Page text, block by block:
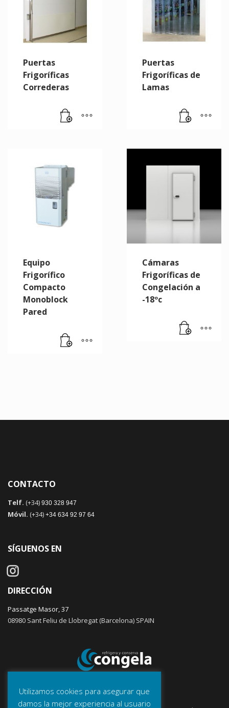
Puertas
Frigoríficas
Correderas
Puertas
Frigoríficas de
Lamas
Equipo
Frigorífico
Compacto
Monoblock
Pared
Cámaras
Frigoríficas de
Congelación a
-18ºc
CONTACTO
Telf. (+34) 930 328 947
Móvil. (+34) +34 634 92 97 64
SÍGUENOS EN
DIRECCIÓN
Passatge Masor, 37
08980 Sant Feliu de Llobregat (Barcelona) SPAIN
Utilizamos cookies para asegurar que
damos la mejor experiencia al usuario